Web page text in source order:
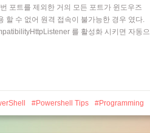
포트를 제외한 거의 모든 포트가 윈도우즈
할 수 없어 원격 접속이 불가능한 경우 였다.
를 활성화 시키면 자동으
Powershell Tips Programming